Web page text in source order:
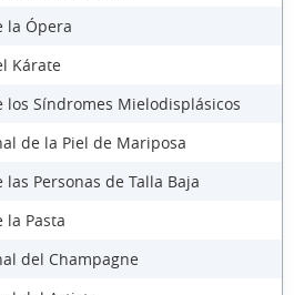
la Ópera
Kárate
los Síndromes Mielodisplásicos
de la Piel de Mariposa
Personas de Talla Baja
la Pasta
del Champagne